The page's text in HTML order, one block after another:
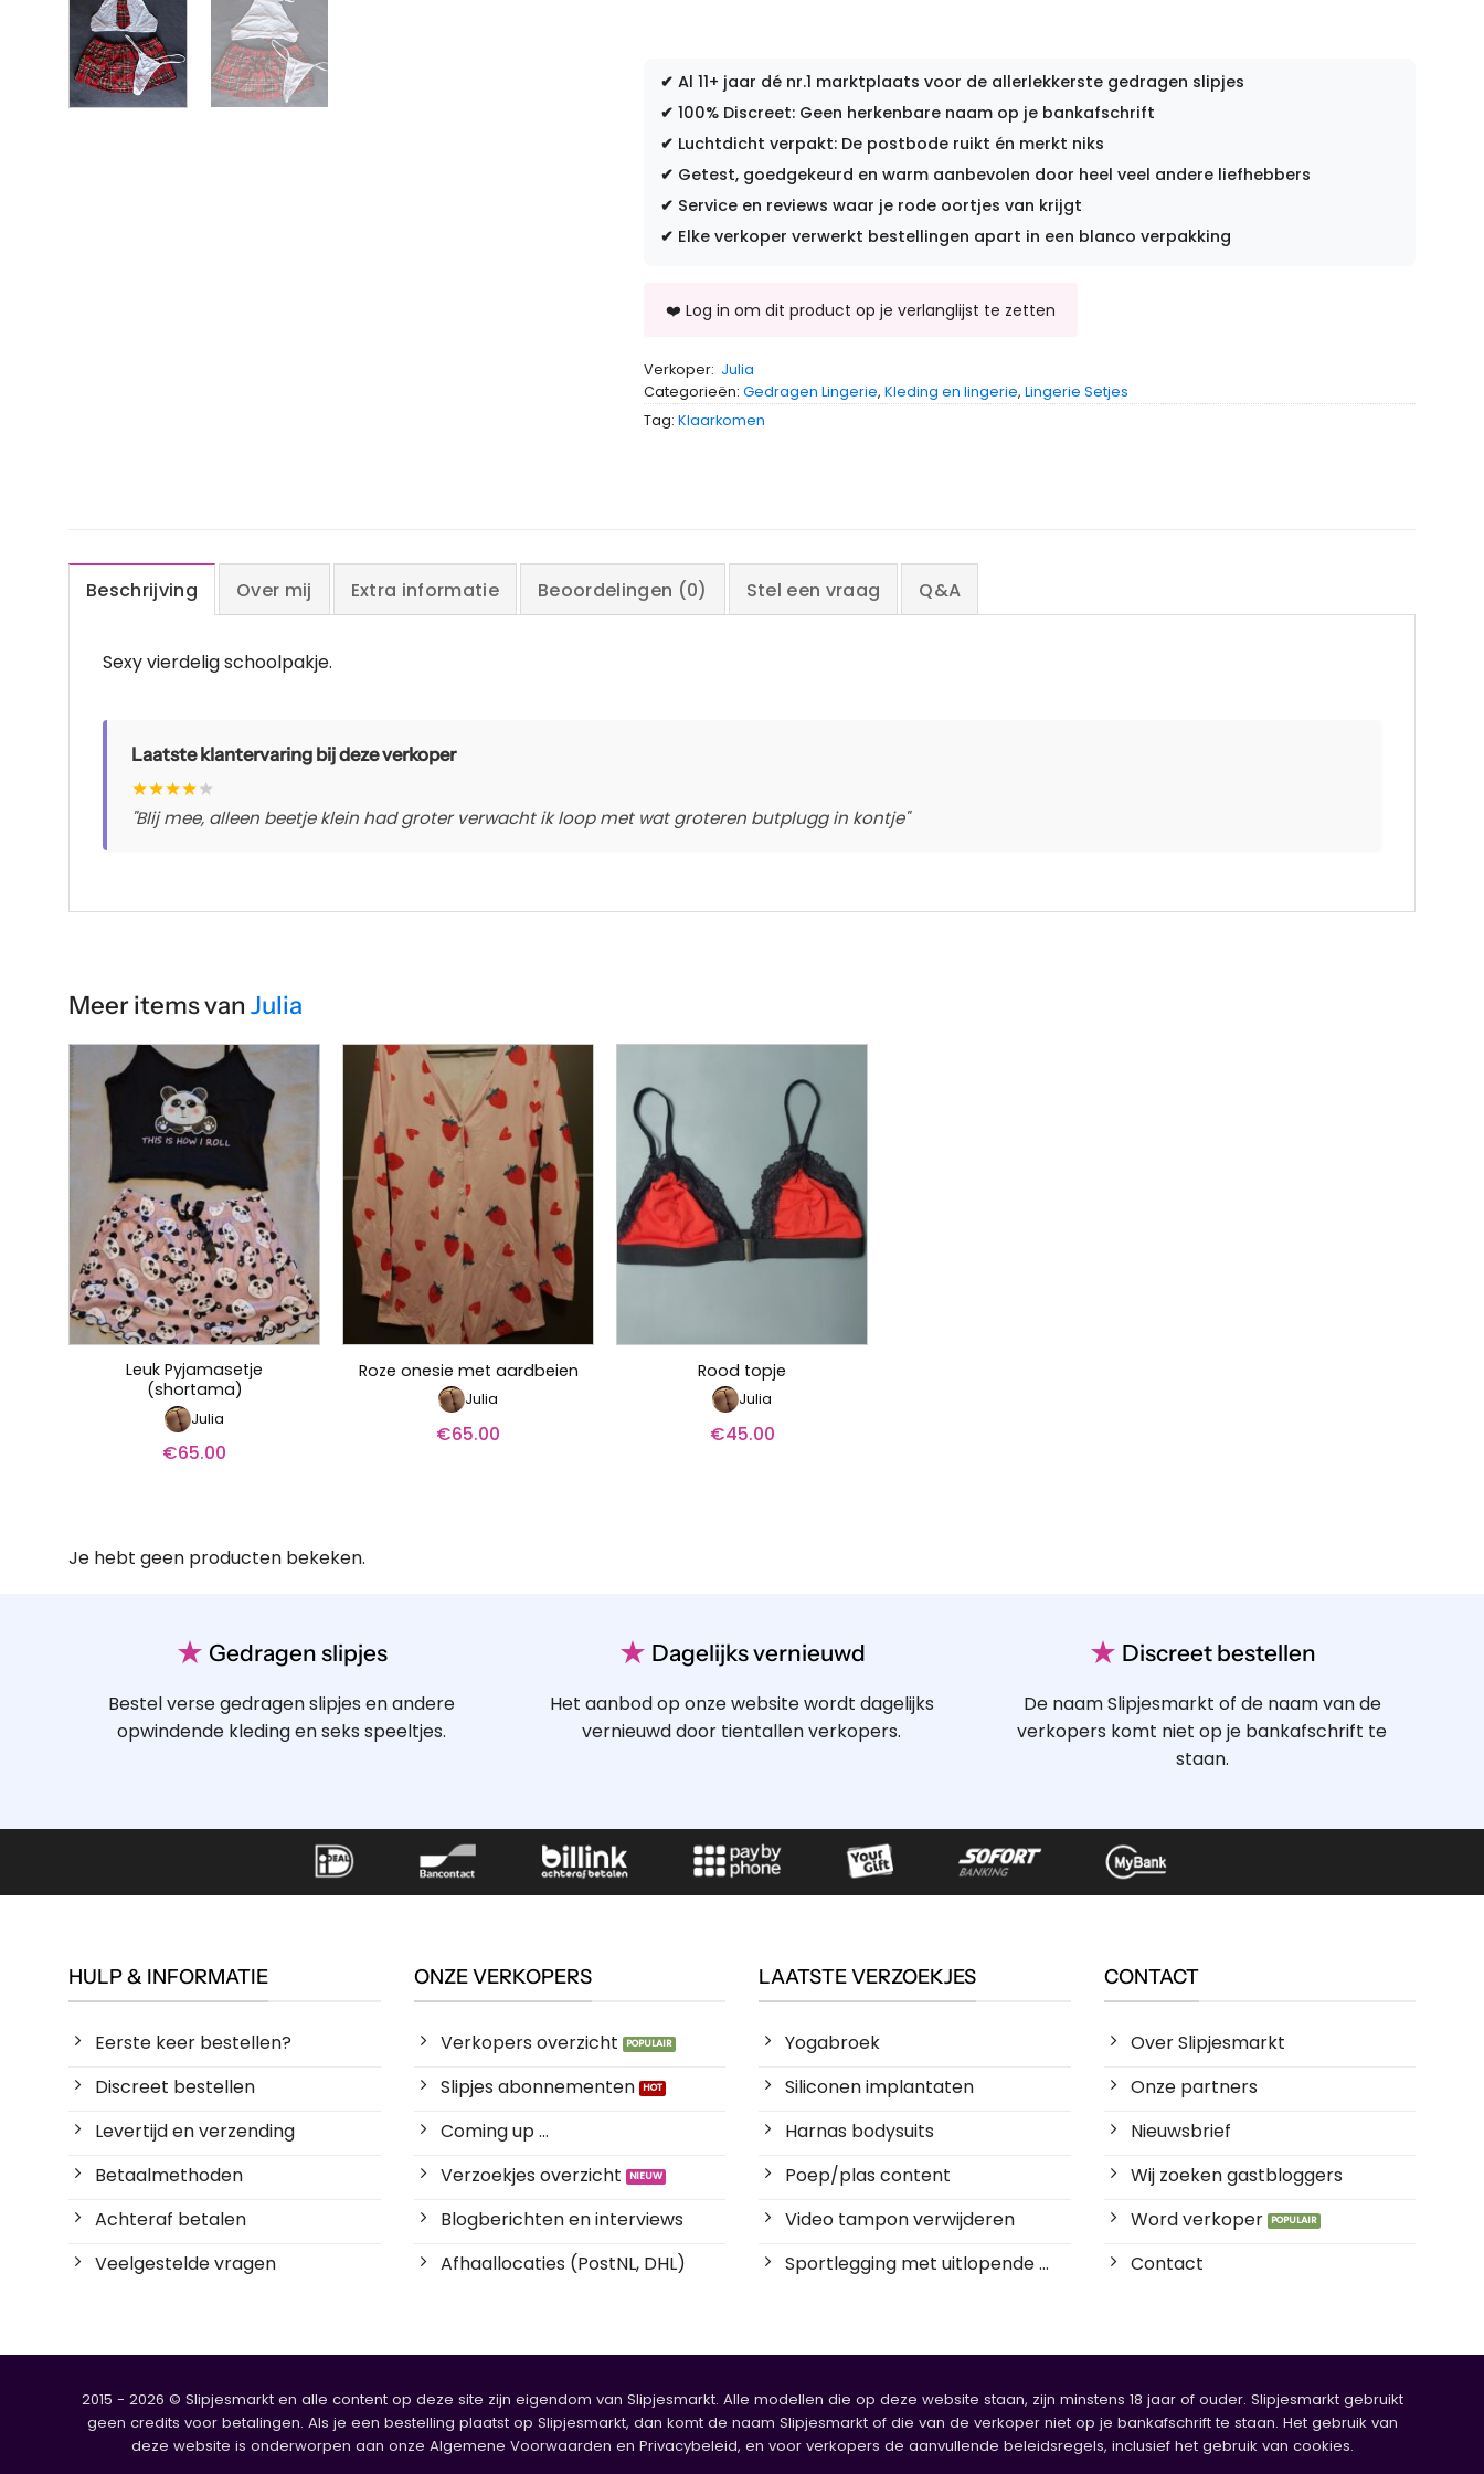
✔ Al 11+ jaar dé nr.1 marktplaats voor de allerlekkerste gedragen slipjes
✔ 100% Discreet: Geen herkenbare naam op je bankafschrift
✔ Luchtdicht verpakt: De postbode ruikt én merkt niks
✔ Getest, goedgekeurd en warm aanbevolen door heel veel andere liefhebbers
✔ Service en reviews waar je rode oortjes van krijgt
✔ Elke verkoper verwerkt bestellingen apart in een blanco verpakking
Verkoper: Julia
Categorieën: Gedragen Lingerie, Kleding en lingerie, Lingerie Setjes
Tag: Klaarkomen
Beschrijving Over mij Extra informatie Beoordelingen (0) Stel een vraag Q&A
Sexy vierdelig schoolpakje.
Laatste klantervaring bij deze verkoper
★★★★★
"Blij mee, alleen beetje klein had groter verwacht ik loop met wat groteren butplugg in kontje"
Meer items van Julia
Leuk Pyjamasetje
(shortama)
Julia
€65.00
Roze onesie met aardbeien
Julia
€65.00
Rood topje
Julia
€45.00
Je hebt geen producten bekeken.
★ Gedragen slipjes
Bestel verse gedragen slipjes en andere
opwindende kleding en seks speeltjes.
★ Dagelijks vernieuwd
Het aanbod op onze website wordt dagelijks
vernieuwd door tientallen verkopers.
★ Discreet bestellen
De naam Slipjesmarkt of de naam van de
verkopers komt niet op je bankafschrift te
staan.
HULP & INFORMATIE
Eerste keer bestellen?
Discreet bestellen
Levertijd en verzending
Betaalmethoden
Achteraf betalen
Veelgestelde vragen
ONZE VERKOPERS
Verkopers overzicht
Slipjes abonnementen
Coming up ...
Verzoekjes overzicht
Blogberichten en interviews
Afhaallocaties (PostNL, DHL)
LAATSTE VERZOEKJES
Yogabroek
Siliconen implantaten
Harnas bodysuits
Poep/plas content
Video tampon verwijderen
Sportlegging met uitlopende ...
CONTACT
Over Slipjesmarkt
Onze partners
Nieuwsbrief
Wij zoeken gastbloggers
Word verkoper
Contact
2015 - 2026 © Slipjesmarkt en alle content op deze site zijn eigendom van Slipjesmarkt. Alle modellen die op deze website staan, zijn minstens 18 jaar of ouder. Slipjesmarkt gebruikt
geen credits voor betalingen. Als je een bestelling plaatst op Slipjesmarkt, dan komt de naam Slipjesmarkt of die van de verkoper niet op je bankafschrift te staan. Het gebruik van
deze website is onderworpen aan onze Algemene Voorwaarden en Privacybeleid, en voor verkopers de aanvullende beleidsregels, inclusief het gebruik van cookies.